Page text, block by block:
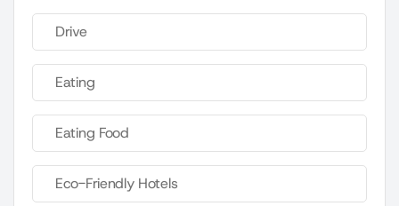
Drive
Eating
Eating Food
Eco-Friendly Hotels